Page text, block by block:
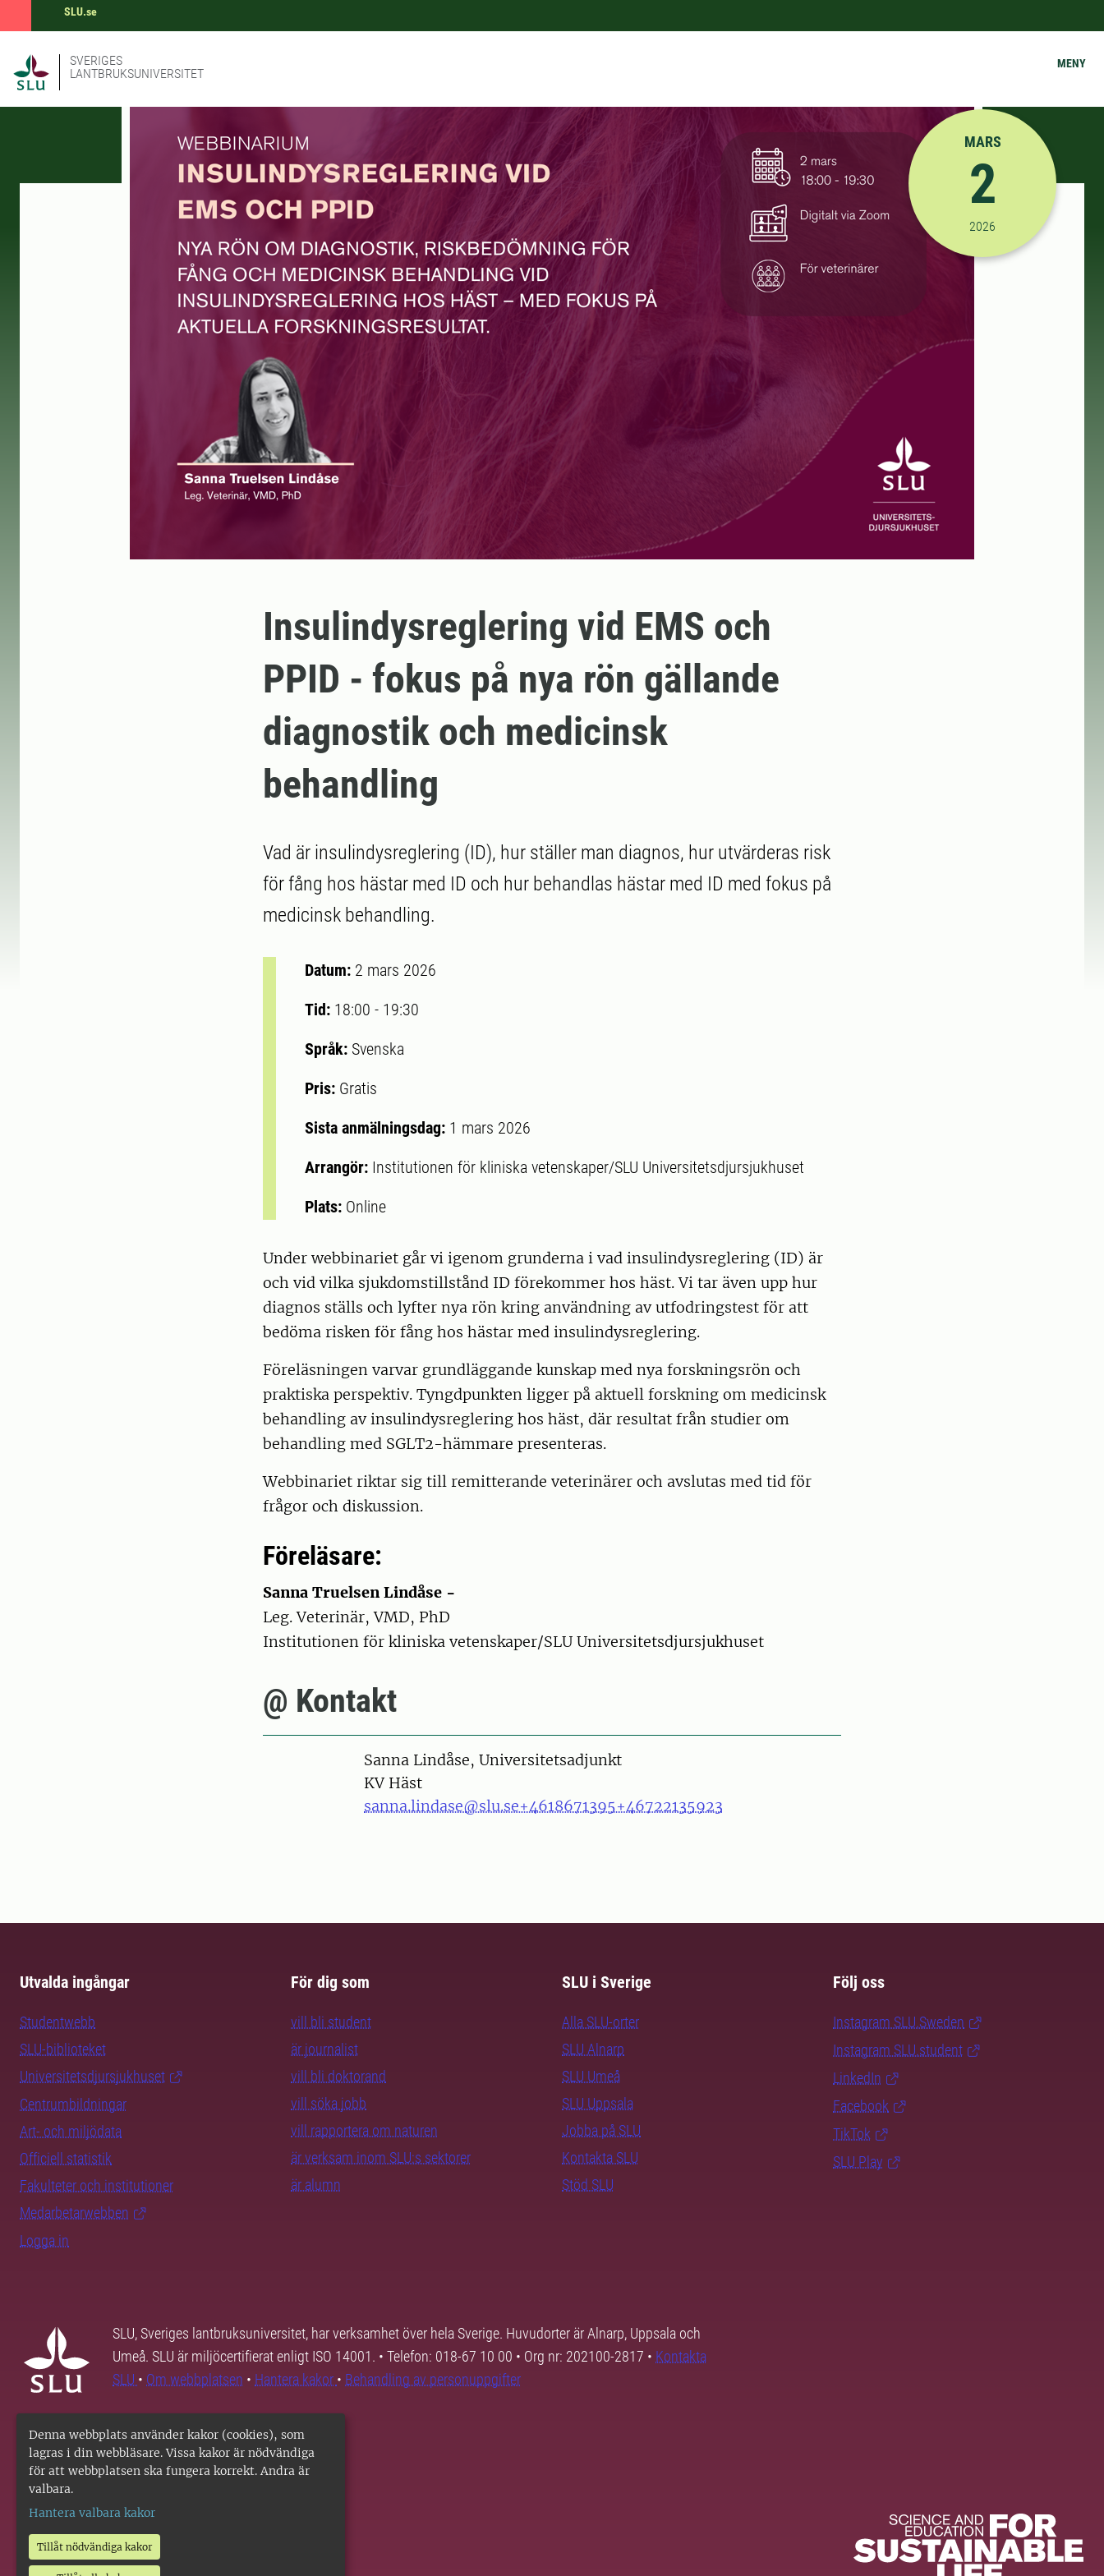
Denna webbplats använder kakor (cookies), som
lagras i din webbläsare. Vissa kakor är nödvändiga
för att webbplatsen ska fungera korrekt. Andra är
valbara.
Hantera valbara kakor
Tillåt nödvändiga kakor
SLU.se
SVERIGES
LANTBRUKSUNIVERSITET
MENY
2026-03-02 18:00:00
MARS
2
2026
Insulindysreglering vid EMS och
PPID - fokus på nya rön gällande
diagnostik och medicinsk
behandling
Vad är insulindysreglering (ID), hur ställer man diagnos, hur utvärderas risk
för fång hos hästar med ID och hur behandlas hästar med ID med fokus på
medicinsk behandling.
Datum: 2 mars 2026
Tid: 18:00 - 19:30
Språk: Svenska
Pris: Gratis
Sista anmälningsdag: 1 mars 2026
Arrangör: Institutionen för kliniska vetenskaper/SLU Universitetsdjursjukhuset
Plats: Online
Under webbinariet går vi igenom grunderna i vad insulindysreglering (ID) är
och vid vilka sjukdomstillstånd ID förekommer hos häst. Vi tar även upp hur
diagnos ställs och lyfter nya rön kring användning av utfodringstest för att
bedöma risken för fång hos hästar med insulindysreglering.
Föreläsningen varvar grundläggande kunskap med nya forskningsrön och
praktiska perspektiv. Tyngdpunkten ligger på aktuell forskning om medicinsk
behandling av insulindysreglering hos häst, där resultat från studier om
behandling med SGLT2-hämmare presenteras.
Webbinariet riktar sig till remitterande veterinärer och avslutas med tid för
frågor och diskussion.
Föreläsare:
Sanna Truelsen Lindåse -
Leg. Veterinär, VMD, PhD
Institutionen för kliniska vetenskaper/SLU Universitetsdjursjukhuset
@ Kontakt
PersonSanna Lindåse, Universitetsadjunkt
KV Häst
sanna.lindase@slu.se+4618671395+46722135923
Utvalda ingångar
Studentwebb
SLU-biblioteket
Universitetsdjursjukhuset
Centrumbildningar
Art- och miljödata
Officiell statistik
Fakulteter och institutioner
Medarbetarwebben
Logga in
För dig som
vill bli student
är journalist
vill bli doktorand
vill söka jobb
vill rapportera om naturen
är verksam inom SLU:s sektorer
är alumn
SLU i Sverige
Alla SLU-orter
SLU Alnarp
SLU Umeå
SLU Uppsala
Jobba på SLU
Kontakta SLU
Stöd SLU
Följ oss
Instagram SLU.Sweden
Instagram SLU.student
LinkedIn
Facebook
TikTok
SLU Play
SLU, Sveriges lantbruksuniversitet, har verksamhet över hela Sverige. Huvudorter är Alnarp, Uppsala och
Umeå. SLU är miljöcertifierat enligt ISO 14001. • Telefon: 018-67 10 00 • Org nr: 202100-2817 • Kontakta
SLU • Om webbplatsen • Hantera kakor • Behandling av personuppgifter